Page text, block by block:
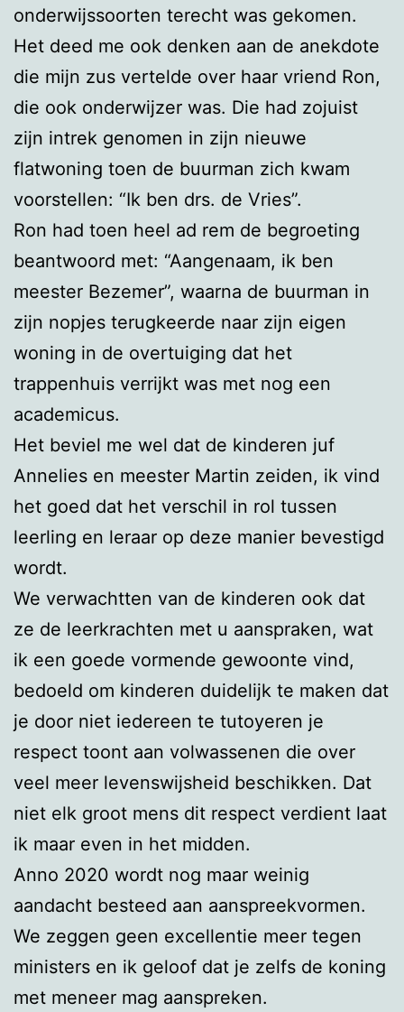
onderwijssoorten terecht was gekomen.
Het deed me ook denken aan de anekdote
die mijn zus vertelde over haar vriend Ron,
die ook onderwijzer was. Die had zojuist
zijn intrek genomen in zijn nieuwe
flatwoning toen de buurman zich kwam
voorstellen: “Ik ben drs. de Vries”.
Ron had toen heel ad rem de begroeting
beantwoord met: “Aangenaam, ik ben
meester Bezemer”, waarna de buurman in
zijn nopjes terugkeerde naar zijn eigen
woning in de overtuiging dat het
trappenhuis verrijkt was met nog een
academicus.
Het beviel me wel dat de kinderen juf
Annelies en meester Martin zeiden, ik vind
het goed dat het verschil in rol tussen
leerling en leraar op deze manier bevestigd
wordt.
We verwachtten van de kinderen ook dat
ze de leerkrachten met u aanspraken, wat
ik een goede vormende gewoonte vind,
bedoeld om kinderen duidelijk te maken dat
je door niet iedereen te tutoyeren je
respect toont aan volwassenen die over
veel meer levenswijsheid beschikken. Dat
niet elk groot mens dit respect verdient laat
ik maar even in het midden.
Anno 2020 wordt nog maar weinig
aandacht besteed aan aanspreekvormen.
We zeggen geen excellentie meer tegen
ministers en ik geloof dat je zelfs de koning
met meneer mag aanspreken.